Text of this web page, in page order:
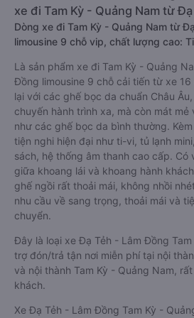
xe đi Tam Kỳ - Quảng Nam từ
Dòng xe đi Tam Kỳ - Quảng Nam từ
limousine 9 chỗ vip, chất lượng cao:
Là sản phẩm xe đi Tam Kỳ - Quảng
Đồng limousine 9 chỗ cải tiến từ xe
lại với các ghế bọc da chuẩn Châu
chuyến hành trình xa, mà còn mát
như các ghế bọc da bình thường.
tiện nghi hiện đại như ti-vi, tủ lạnh
sách, hệ thống âm thanh cao cấp. Có
giữa khoang lái và khoang hành
ghế ngồi rất thoải mái, không nhồi
nhu cầu về sang trọng, thoải mái và
chuyển.
Đây là loại xe Đạ Tẻh - Lâm Đồng
trợ đón/trả tận nơi miễn phí tại nội
và nội thành Tam Kỳ - Quảng Nam,
khách.
Xe Đạ Tẻh - Lâm Đồng Tam Kỳ -